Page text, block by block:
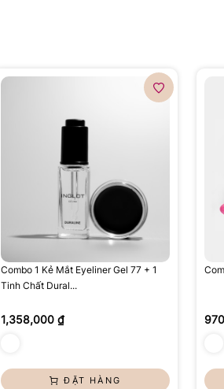
Combo 1 Kẻ Mắt Eyeliner Gel 77 + 1
Tinh Chất Dural...
1,358,000 ₫
ĐẶT HÀNG